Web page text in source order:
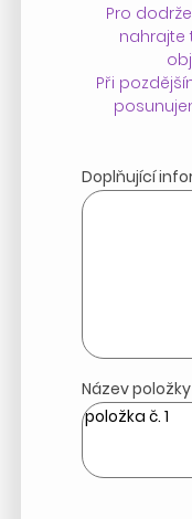
Pro
nahrajte
Při
Název
Doplňující